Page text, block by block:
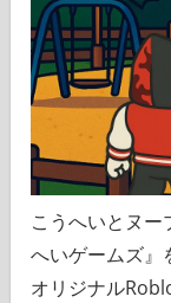
こうへいとヌ
へいゲームズ』
オリジナル